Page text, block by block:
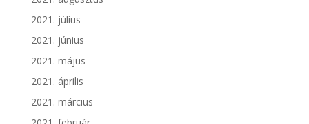
2021. július
2021. június
2021. május
2021. április
2021. március